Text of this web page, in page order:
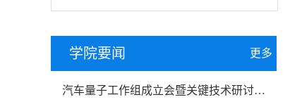
学院要闻 更多
汽车量子工作组成立会暨关键技术研讨会在我校召开